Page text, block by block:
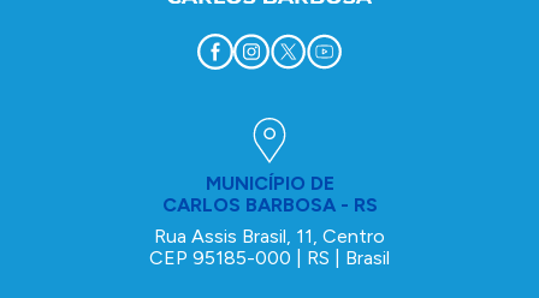
MUNICÍPIO DE
CARLOS BARBOSA - RS
Rua Assis Brasil, 11, Centro
CEP 95185-000 | RS | Brasil